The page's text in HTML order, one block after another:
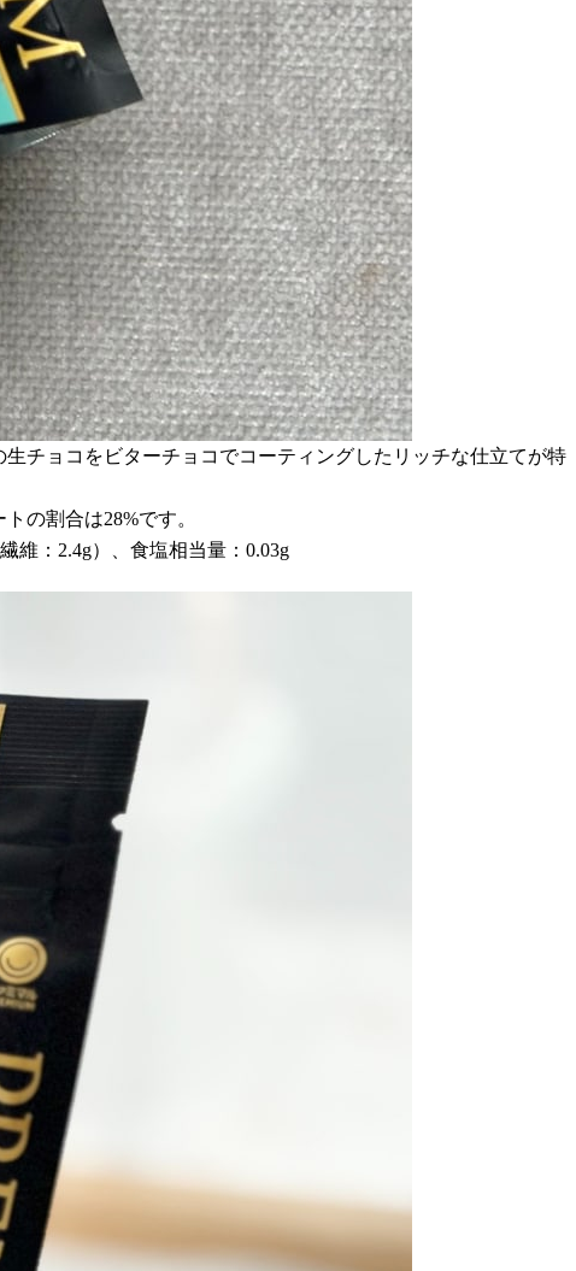
チョコをビターチョコでコーティングしたリッチな仕立てが特
の割合は28%です。
維：2.4g）、食塩相当量：0.03g